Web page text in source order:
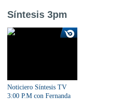
Síntesis 3pm
Noticiero Síntesis TV
3:00 P.M con Fernanda